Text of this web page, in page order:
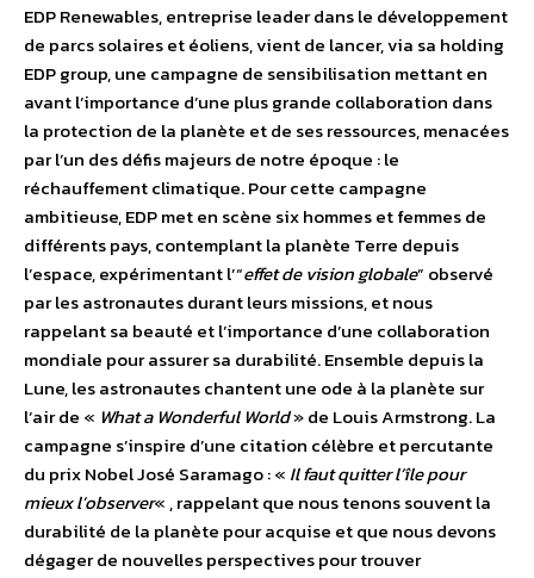
EDP Renewables, entreprise leader dans le développement
de parcs solaires et éoliens, vient de lancer, via sa holding
EDP group, une campagne de sensibilisation mettant en
avant l’importance d’une plus grande collaboration dans
la protection de la planète et de ses ressources, menacées
par l’un des défis majeurs de notre époque : le
réchauffement climatique. Pour cette campagne
ambitieuse, EDP met en scène six hommes et femmes de
différents pays, contemplant la planète Terre depuis
l’espace, expérimentant l’“effet de vision globale” observé
par les astronautes durant leurs missions, et nous
rappelant sa beauté et l’importance d’une collaboration
mondiale pour assurer sa durabilité. Ensemble depuis la
Lune, les astronautes chantent une ode à la planète sur
l’air de « What a Wonderful World» de Louis Armstrong. La
campagne s’inspire d’une citation célèbre et percutante
du prix Nobel José Saramago : « Il faut quitter l’île pour
mieux l’observer« , rappelant que nous tenons souvent la
durabilité de la planète pour acquise et que nous devons
dégager de nouvelles perspectives pour trouver